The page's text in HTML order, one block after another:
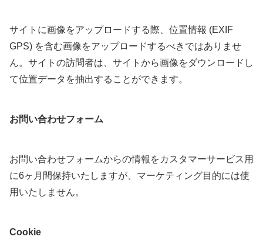
サイトに画像をアップロードする際、位置情報 (EXIF
GPS) を含む画像をアップロードするべきではありませ
ん。サイトの訪問者は、サイトから画像をダウンロードし
て位置データを抽出することができます。
お問い合わせフォーム
お問い合わせフォームからの情報をカスタマーサービス用
に6ヶ月間保持いたしますが、マーケティング目的には使
用いたしません。
Cookie